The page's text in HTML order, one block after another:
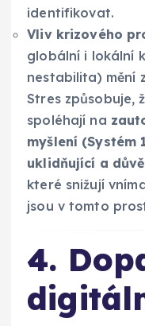
identifikovat.
Vliv krizového
globální i lokální
nestabilita) mění
Stres způsobuje,
spoléhají na
myšlení (Systém
uklidňující a
které snižují
jsou v tomto
4.